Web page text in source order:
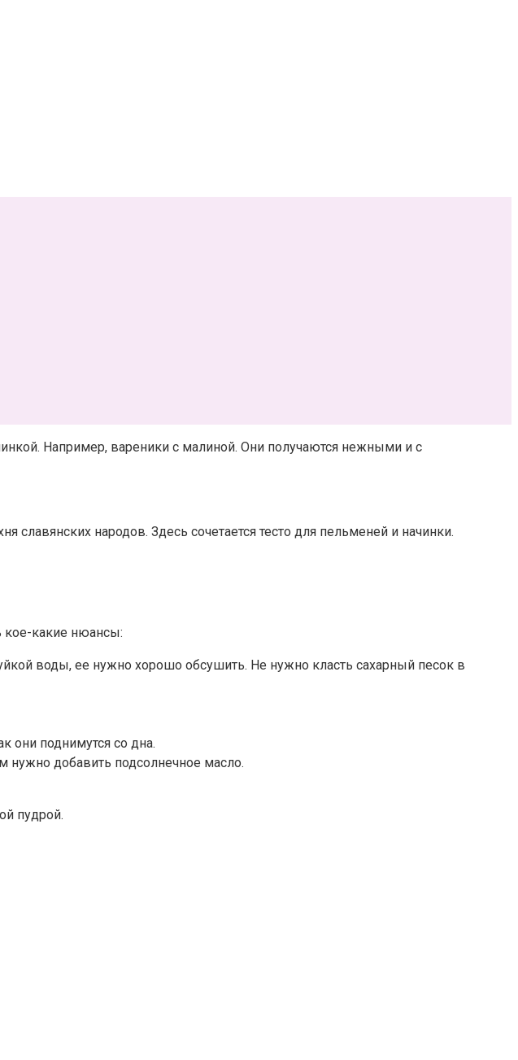
Например, вареники с малиной. Они получаются нежными и с
славянских народов. Здесь сочетается тесто для пельменей и начинки.
кое-какие нюансы:
воды, ее нужно хорошо обсушить. Не нужно класть сахарный песок в
они поднимутся со дна.
нужно добавить подсолнечное масло.
пудрой.